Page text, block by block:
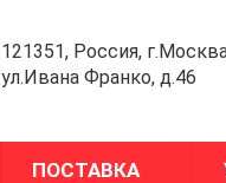
121351, Россия,
ул.Ивана Франко, д.46
ПОСТАВКА